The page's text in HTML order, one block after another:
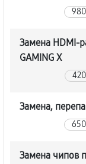
Замена HDMI-
GAMING X
Замена,
Замена чипов